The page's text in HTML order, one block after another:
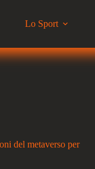
Lo Sport
del metaverso per